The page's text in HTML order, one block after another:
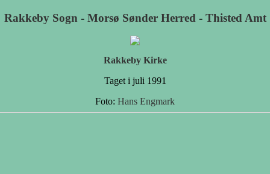
Rakkeby Sogn - Morsø Sønder Herred - Thisted Amt
Rakkeby Kirke
Taget i juli 1991
Foto: Hans Engmark